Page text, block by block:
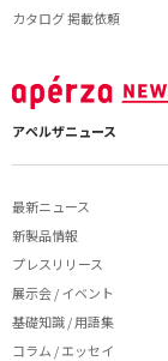
カタログ 掲載依頼
アペルザニュース
最新ニュース
新製品情報
プレスリリース
展示会 / イベント
基礎知識 / 用語集
コラム / エッセイ